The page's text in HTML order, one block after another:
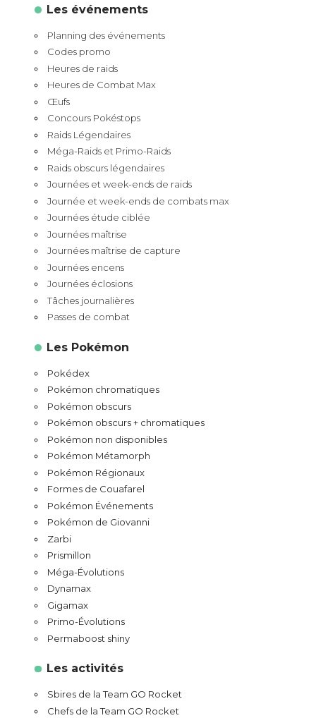
Les événements
Planning des événements
Codes promo
Heures de raids
Heures de Combat Max
Œufs
Concours Pokéstops
Raids Légendaires
Méga-Raids et Primo-Raids
Raids obscurs légendaires
Journées et week-ends de raids
Journée et week-ends de combats max
Journées étude ciblée
Journées maîtrise
Journées maîtrise de capture
Journées encens
Journées éclosions
Tâches journalières
Passes de combat
Les Pokémon
Pokédex
Pokémon chromatiques
Pokémon obscurs
Pokémon obscurs + chromatiques
Pokémon non disponibles
Pokémon Métamorph
Pokémon Régionaux
Formes de Couafarel
Pokémon Événements
Pokémon de Giovanni
Zarbi
Prismillon
Méga-Évolutions
Dynamax
Gigamax
Primo-Évolutions
Permaboost shiny
Les activités
Sbires de la Team GO Rocket
Chefs de la Team GO Rocket